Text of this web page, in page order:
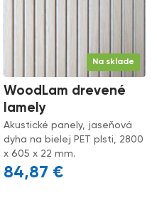
Na sklade
WoodLam drevené
lamely
Akustické panely, jaseňová
dyha na bielej PET plsti, 2800
x 605 x 22 mm.
84,87 €